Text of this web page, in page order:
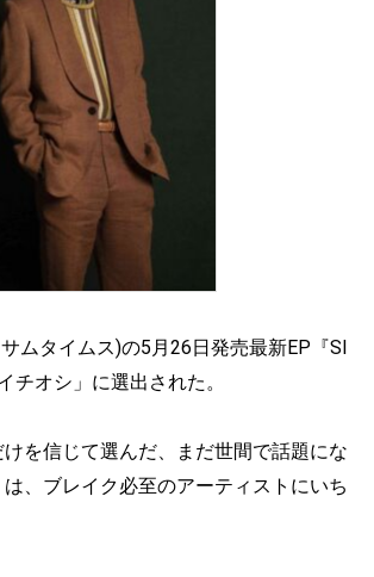
ムタイムス)の5月26日発売最新EP『Sl
オシ」に選出された。
を信じて選んだ、まだ世間で話題にな
、ブレイク必至のアーティストにいち